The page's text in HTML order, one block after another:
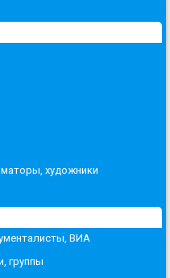
художники
ВИА
группы